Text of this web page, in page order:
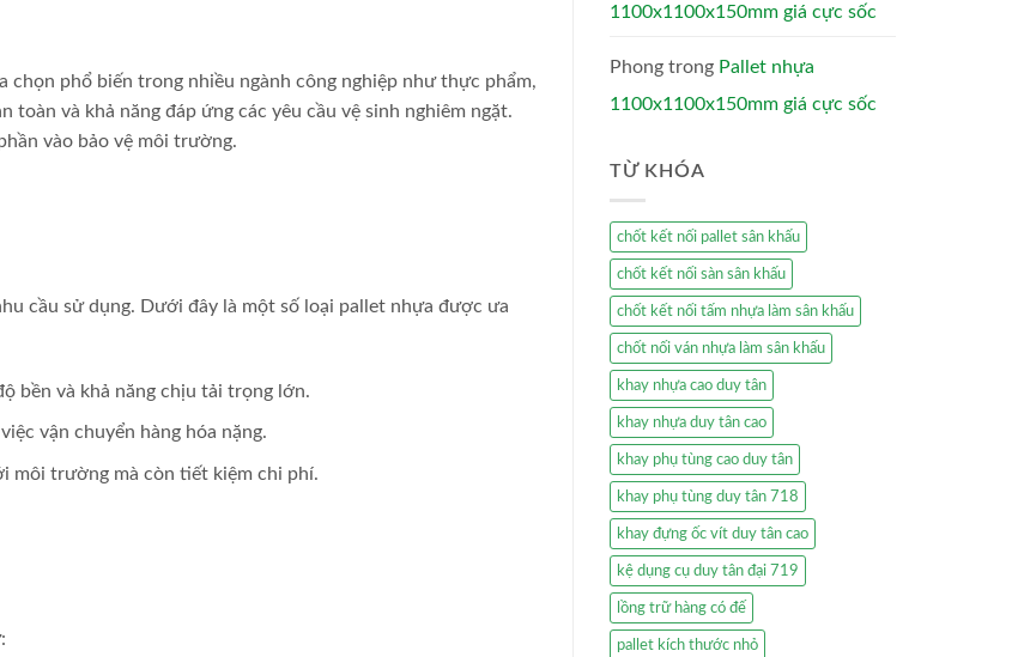
phổ biến trong nhiều ngành công nghiệp như thực phẩm,
và khả năng đáp ứng các yêu cầu vệ sinh nghiêm ngặt.
vào bảo vệ môi trường.
cầu sử dụng. Dưới đây là một số loại pallet nhựa được ưa
bền và khả năng chịu tải trọng lớn.
vận chuyển hàng hóa nặng.
môi trường mà còn tiết kiệm chi phí.
1100x1100x150mm giá cực sốc
Phong trong Pallet nhựa
1100x1100x150mm giá cực sốc
TỪ KHÓA
chốt kết nối pallet sân khấu
chốt kết nối sàn sân khấu
chốt kết nối tấm nhựa làm sân khấu
chốt nối ván nhựa làm sân khấu
khay nhựa cao duy tân
khay nhựa duy tân cao
khay phụ tùng cao duy tân
khay phụ tùng duy tân 718
khay đựng ốc vít duy tân cao
kệ dụng cụ duy tân đại 719
lồng trữ hàng có đế
pallet kích thước nhỏ